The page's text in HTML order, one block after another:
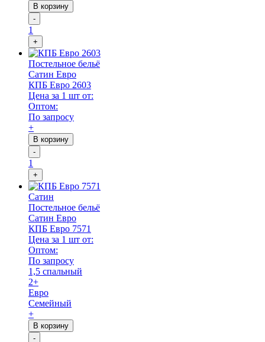
В корзину
-
1
+
Постельное бельё
Сатин Евро
КПБ Евро 2603
Цена за 1 шт от:
Оптом:
По запросу
+
В корзину
-
1
+
Сатин
Постельное бельё
Сатин Евро
КПБ Евро 7571
Цена за 1 шт от:
Оптом:
По запросу
1,5 спальный
2+
Евро
Семейный
+
В корзину
-